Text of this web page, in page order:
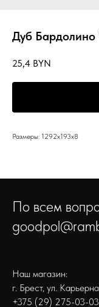
Дуб Бардолино
25,4 BYN
Размеры: 1292x193x8
По всем
Наш магазин:
г. Брест, ул.
+375 (29) 275-03-03